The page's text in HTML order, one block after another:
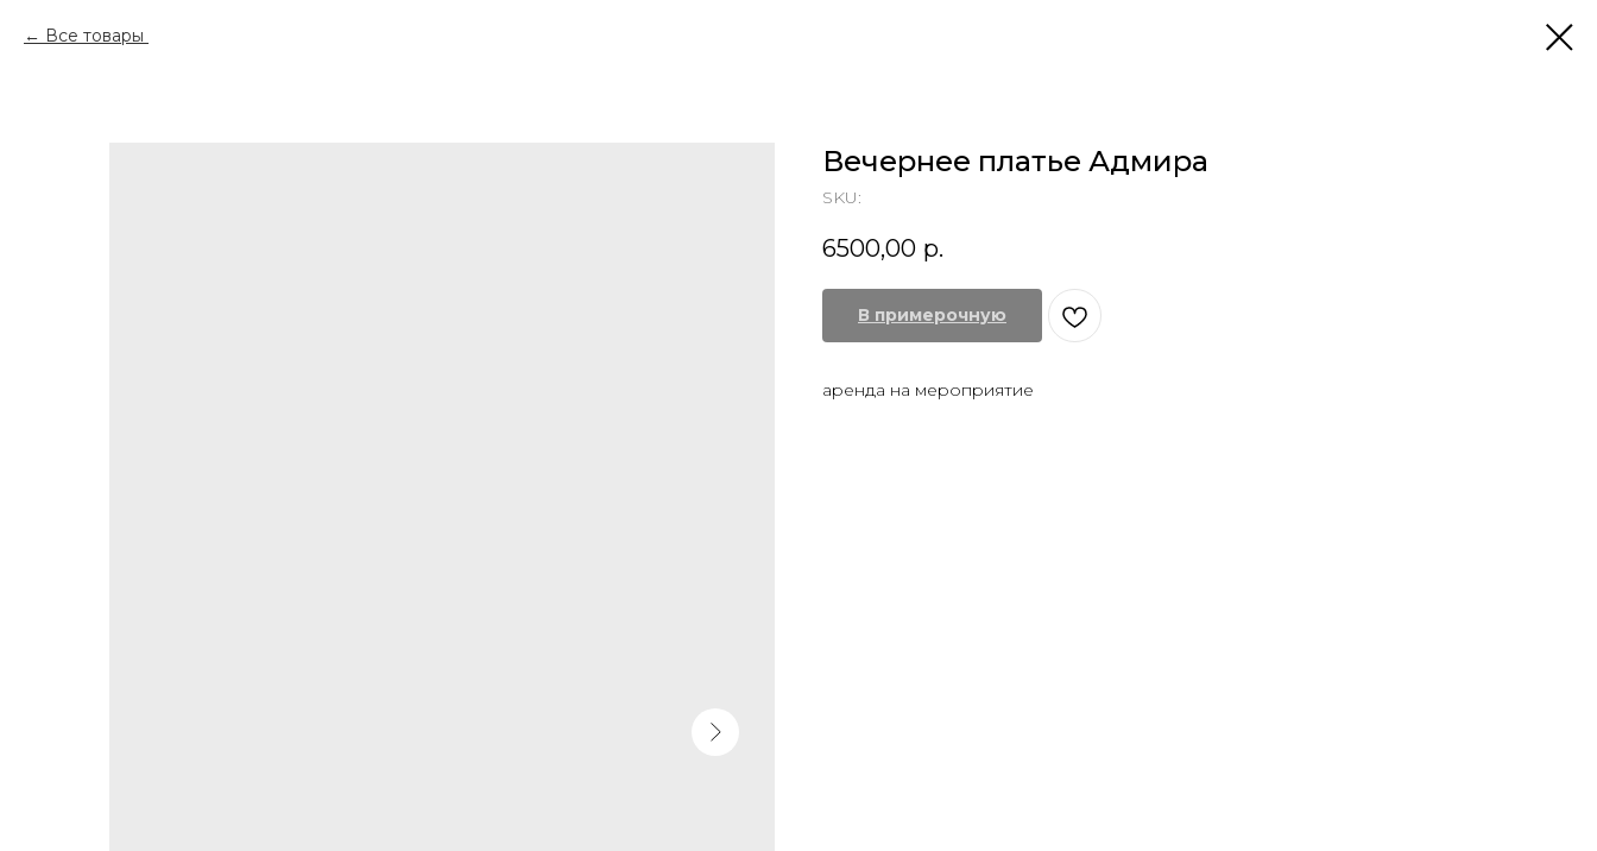
Все товары
Вечернее платье Адмира
SKU:
6500,00 р.
В примерочную
аренда на мероприятие